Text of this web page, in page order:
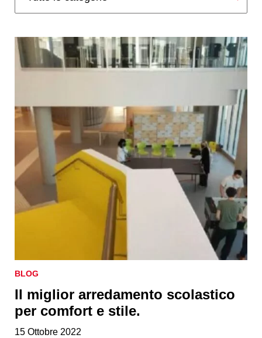
BLOG
Il miglior arredamento scolastico
per comfort e stile.
15 Ottobre 2022